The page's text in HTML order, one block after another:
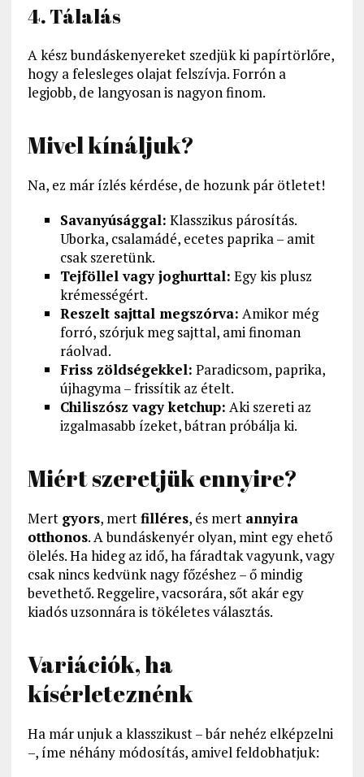
4. Tálalás
A kész bundáskenyereket szedjük ki papírtörlőre,
hogy a felesleges olajat felszívja. Forrón a
legjobb, de langyosan is nagyon finom.
Mivel kínáljuk?
Na, ez már ízlés kérdése, de hozunk pár ötletet!
Savanyúsággal: Klasszikus párosítás.
Uborka, csalamádé, ecetes paprika – amit
csak szeretünk.
Tejföllel vagy joghurttal: Egy kis plusz
krémességért.
Reszelt sajttal megszórva: Amikor még
forró, szórjuk meg sajttal, ami finoman
ráolvad.
Friss zöldségekkel: Paradicsom, paprika,
újhagyma – frissítik az ételt.
Chiliszósz vagy ketchup: Aki szereti az
izgalmasabb ízeket, bátran próbálja ki.
Miért szeretjük ennyire?
Mert gyors, mertfilléres, és mert annyira
otthonos. A bundáskenyér olyan, mint egy ehető
ölelés. Ha hideg az idő, ha fáradtak vagyunk, vagy
csak nincs kedvünk nagy főzéshez – ő mindig
bevethető. Reggelire, vacsorára, sőt akár egy
kiadós uzsonnára is tökéletes választás.
Variációk, ha
kísérleteznénk
Ha már unjuk a klasszikust – bár nehéz elképzelni
–, íme néhány módosítás, amivel feldobhatjuk: